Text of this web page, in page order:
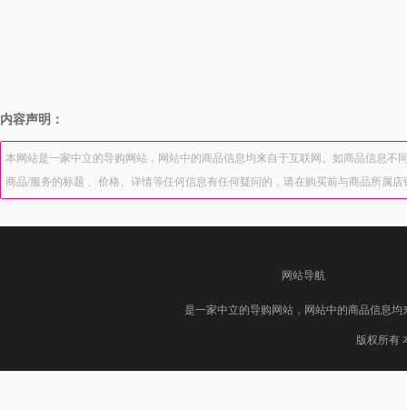
内容声明：
本网站是一家中立的导购网站，网站中的商品信息均来自于互联网。如商品信息
商品/服务的标题 、价格、详情等任何信息有任何疑问的，请在购买前与商品所属
网站导航
是一家中立的导购网站，网站中的商品信息
版权所有